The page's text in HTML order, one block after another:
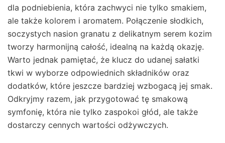
dla podniebienia, która zachwyci nie tylko smakiem,
ale także kolorem i aromatem. Połączenie słodkich,
soczystych nasion granatu z delikatnym serem kozim
tworzy harmonijną całość, idealną na każdą okazję.
Warto jednak pamiętać, że klucz do udanej sałatki
tkwi w wyborze odpowiednich składników oraz
dodatków, które jeszcze bardziej wzbogacą jej smak.
Odkryjmy razem, jak przygotować tę smakową
symfonię, która nie tylko zaspokoi głód, ale także
dostarczy cennych wartości odżywczych.